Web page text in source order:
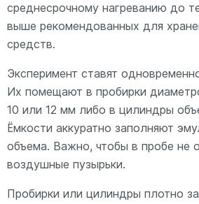
среднесрочному нагреванию до
выше рекомендованных для
средств.
Эксперимент ставят
Их помещают в пробирки
10 или 12 мм либо в цилиндры
Ёмкости аккуратно заполняют
объема. Важно, чтобы в пробе не
воздушные пузырьки.
Пробирки или цилиндры плотно